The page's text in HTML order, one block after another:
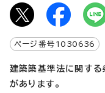
ページ番号 1030636
建築築基準法に関する
があります。